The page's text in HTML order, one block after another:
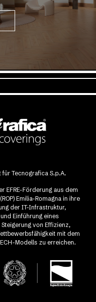
Tecnografica S.p.A.
EFRE-Förderung aus dem
Emilia-Romagna in ihre
der IT-Infrastruktur,
Einführung eines
von Effizienz,
mit dem
Modells zu erreichen.